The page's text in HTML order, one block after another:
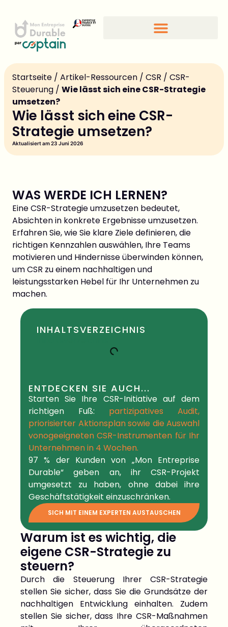
Startseite / Artikel-Ressourcen / CSR / CSR-
Steuerung / Wie lässt sich eine CSR-Strategie
umsetzen?
Wie lässt sich eine CSR-
Strategie umsetzen?
Aktualisiert am 23 Juni 2026
WAS WERDE ICH LERNEN?
Eine CSR-Strategie umzusetzen bedeutet,
Absichten in konkrete Ergebnisse umzusetzen.
Erfahren Sie, wie Sie klare Ziele definieren, die
richtigen Kennzahlen auswählen, Ihre Teams
motivieren und Hindernisse überwinden können,
um CSR zu einem nachhaltigen und
leistungsstarken Hebel für Ihr Unternehmen zu
machen.
INHALTSVERZEICHNIS
ENTDECKEN SIE AUCH...
Starten Sie Ihre CSR-Initiative auf dem
richtigen Fuß: partizipatives Audit,
priorisierter Aktionsplansowie die Auswahl
vonogeeigneten CSR-Instrumenten für Ihr
Unternehmen in 4 Wochen.
97 % der Kunden von „Mon Entreprise
Durable“ geben an, ihr CSR-Projekt
umgesetzt zu haben, ohne dabei ihre
Geschäftstätigkeit einzuschränken.
SICH MIT EINEM EXPERTEN AUSTAUSCHEN
Warum ist es wichtig, die
eigene CSR-Strategie zu
steuern?
Durch die Steuerung Ihrer CSR-Strategie
stellen Sie sicher, dass Sie die Grundsätze der
nachhaltigen Entwicklung einhalten. Zudem
stellen Sie sicher, dass Ihre CSR-Maßnahmen